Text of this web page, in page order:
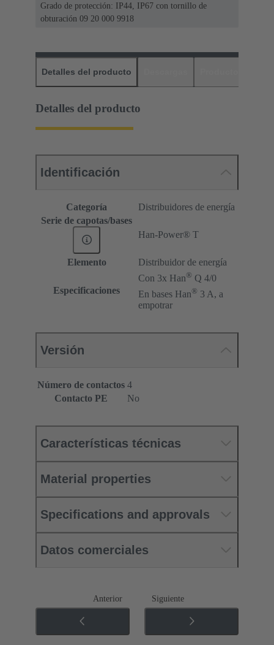
Grado de protección: IP44, IP67 con tornillo de
obturación 09 20 000 9918
Detalles del producto
Detalles del producto
Identificación
Categoría
Distribuidores de energía
Serie de capotas/bases
Han-Power® T
Elemento Distribuidor de energía
Especificaciones
Con 3x Han® Q 4/0
En bases Han® 3 A, a
empotrar
Versión
Número de contactos 4
Contacto PE
No
Características técnicas
Material properties
Specifications and approvals
Datos comerciales
Anterior Siguiente